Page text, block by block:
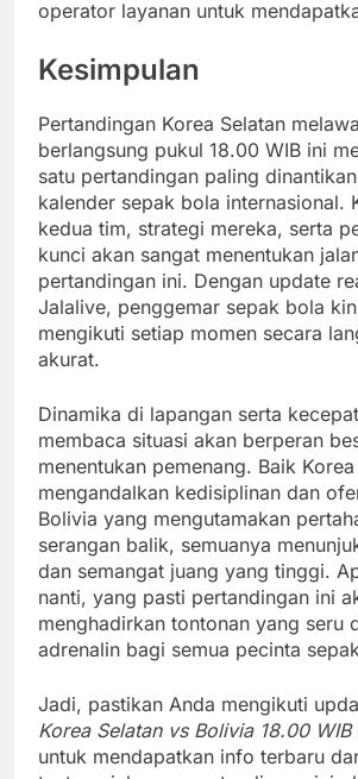
operator layanan untuk
Kesimpulan
Pertandingan Korea Selatan
berlangsung pukul 18.00 WIB ini
satu pertandingan paling
kalender sepak bola internasional.
kedua tim, strategi mereka, serta
kunci akan sangat menentukan
pertandingan ini. Dengan update
Jalalive, penggemar sepak bola
mengikuti setiap momen secara
akurat.
Dinamika di lapangan serta
membaca situasi akan berperan
menentukan pemenang. Baik
mengandalkan kedisiplinan dan
Bolivia yang mengutamakan
serangan balik, semuanya
dan semangat juang yang tinggi.
nanti, yang pasti pertandingan ini
menghadirkan tontonan yang seru
adrenalin bagi semua pecinta
Jadi, pastikan Anda mengikuti
Korea Selatan vs Bolivia 18.00 WIB
untuk mendapatkan info terbaru